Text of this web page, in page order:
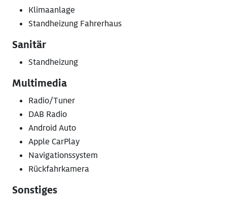
Klimaanlage
Standheizung Fahrerhaus
Sanitär
Standheizung
Multimedia
Radio/Tuner
DAB Radio
Android Auto
Apple CarPlay
Navigationssystem
Rückfahrkamera
Sonstiges